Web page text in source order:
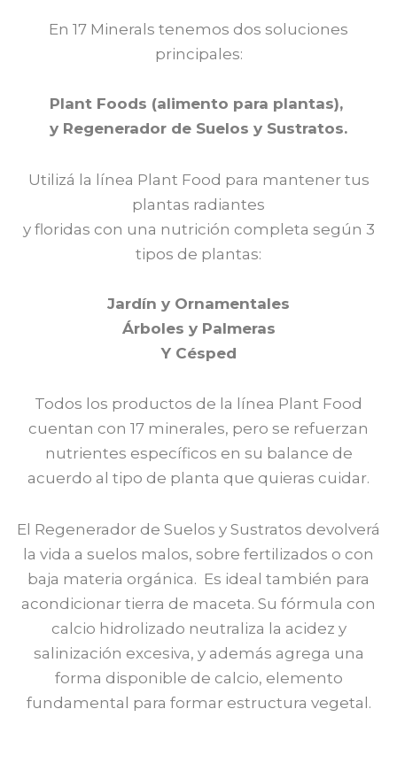
En 17 Minerals tenemos dos soluciones
principales:
Plant Foods (alimento para plantas),
y Regenerador de Suelos y Sustratos.
Utilizá la línea Plant Food para mantener tus
plantas radiantes
y floridas con una nutrición completa según 3
tipos de plantas:
Jardín y Ornamentales
Árboles y Palmeras
Y Césped
Todos los productos de la línea Plant Food
cuentan con 17 minerales, pero se refuerzan
nutrientes específicos en su balance de
acuerdo al tipo de planta que quieras cuidar.
El Regenerador de Suelos y Sustratos devolverá
la vida a suelos malos, sobre fertilizados o con
baja materia orgánica. Es ideal también para
acondicionar tierra de maceta. Su fórmula con
calcio hidrolizado neutraliza la acidez y
salinización excesiva, y además agrega una
forma disponible de calcio, elemento
fundamental para formar estructura vegetal.